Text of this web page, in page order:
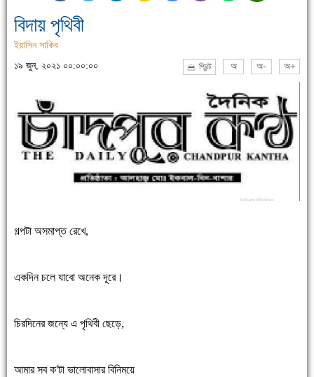
বিদায় পৃথিবী
ইয়াসিন সাকিব
১৯ জুন, ২০২১ ০০:০০:০০
প্রিন্ট অ অ- অ+
গল্পটা অসমাপ্ত রেখে,
একদিন চলে যাবো অনেক দূরে।
চিরদিনের জন্যে এ পৃথিবী ছেড়ে,
আমার সব ক'টা ভালোবাসার বিনিময়ে